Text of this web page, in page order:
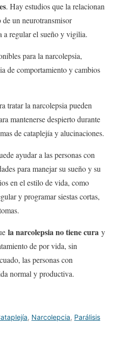
. Hay estudios que la relacionan
un neurotransmisor
a regular el sueño y vigilia.
para la narcolepsia,
de comportamiento y cambios
tratar la narcolepsia pueden
mantenerse despierto durante
de cataplejía y alucinaciones.
ayudar a las personas con
para manejar su sueño y su
en el estilo de vida, como
y programar siestas cortas,
la narcolepsia no tiene cura y
de por vida, sin
las personas con
normal y productiva.
, Narcolepcia, Parálisis